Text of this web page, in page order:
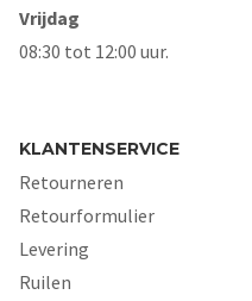
Vrijdag
08:30 tot 12:00 uur.
KLANTENSERVICE
Retourneren
Retourformulier
Levering
Ruilen